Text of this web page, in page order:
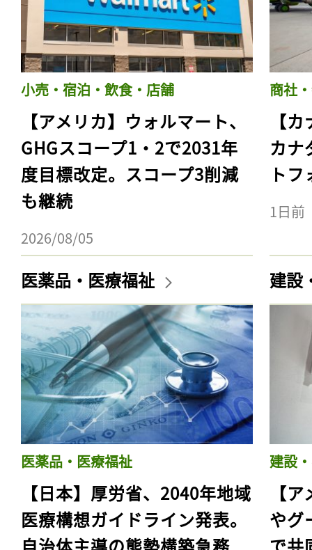
小売・宿泊・飲食・店舗
【アメリカ】ウォルマート、
GHGスコープ1・2で2031年
度目標改定。スコープ3削減
も継続
2026/08/05
商社
【
カナ
ト
1日前
医薬品・医療福祉
医薬品・医療福祉
【日本】厚労省、2040年地域
医療構想ガイドライン発表。
建設
建設
【
やグ